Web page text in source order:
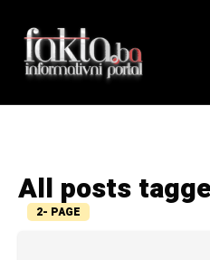
All posts
2- PAGE